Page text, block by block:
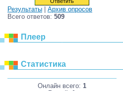
Результаты
Архив опросов
Всего ответов: 509
Плеер
Статистика
Онлайн всего: 1